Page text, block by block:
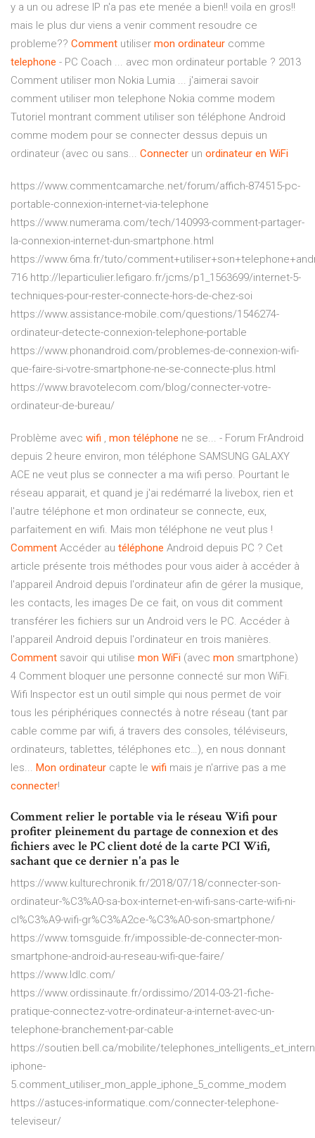
y a un ou adrese IP n'a pas ete menée a bien!! voila en gros!!
mais le plus dur viens a venir comment resoudre ce
probleme?? Comment utiliser mon ordinateur comme
telephone - PC Coach ... avec mon ordinateur portable ? 2013
Comment utiliser mon Nokia Lumia ... j'aimerai savoir
comment utiliser mon telephone Nokia comme modem
Tutoriel montrant comment utiliser son téléphone Android
comme modem pour se connecter dessus depuis un
ordinateur (avec ou sans... Connecter un ordinateur en WiFi
https://www.commentcamarche.net/forum/affich-874515-pc-
portable-connexion-internet-via-telephone
https://www.numerama.com/tech/140993-comment-partager-
la-connexion-internet-dun-smartphone.html
https://www.6ma.fr/tuto/
716 http://leparticulier.lefigaro.fr/jcms/p1_1563699/internet-5-
techniques-pour-rester-connecte-hors-de-chez-soi
https://www.assistance-mobile.com/questions/1546274-
ordinateur-detecte-connexion-telephone-portable
https://www.phonandroid.com/problemes-de-connexion-wifi-
que-faire-si-votre-smartphone-ne-se-connecte-plus.html
https://www.bravotelecom.com/blog/connecter-votre-
ordinateur-de-bureau/
Problème avec wifi , mon téléphone ne se... - Forum FrAndroid
depuis 2 heure environ, mon téléphone SAMSUNG GALAXY
ACE ne veut plus se connecter a ma wifi perso. Pourtant le
réseau apparait, et quand je j'ai redémarré la livebox, rien et
l'autre téléphone et mon ordinateur se connecte, eux,
parfaitement en wifi. Mais mon téléphone ne veut plus !
Comment Accéder au téléphone Android depuis PC ? Cet
article présente trois méthodes pour vous aider à accéder à
l'appareil Android depuis l'ordinateur afin de gérer la musique,
les contacts, les images De ce fait, on vous dit comment
transférer les fichiers sur un Android vers le PC. Accéder à
l'appareil Android depuis l'ordinateur en trois manières.
Comment savoir qui utilise mon WiFi (avec mon smartphone)
4 Comment bloquer une personne connecté sur mon WiFi.
Wifi Inspector est un outil simple qui nous permet de voir
tous les périphériques connectés à notre réseau (tant par
cable comme par wifi, á travers des consoles, téléviseurs,
ordinateurs, tablettes, téléphones etc…), en nous donnant
les... Mon ordinateur capte le wifi mais je n'arrive pas a me
connecter!
Comment relier le portable via le réseau Wifi pour
profiter pleinement du partage de connexion et des
fichiers avec le PC client doté de la carte PCI Wifi,
sachant que ce dernier n'a pas le
https://www.kulturechronik.fr/2018/07/18/connecter-son-
ordinateur-%C3%A0-sa-box-internet-en-wifi-sans-carte-wifi-ni-
cl%C3%A9-wifi-gr%C3%A2ce-%C3%A0-son-smartphone/
https://www.tomsguide.fr/impossible-de-connecter-mon-
smartphone-android-au-reseau-wifi-que-faire/
https://www.ldlc.com/
https://www.ordissinaute.fr/ordissimo/2014-03-21-fiche-
pratique-connectez-votre-ordinateur-a-internet-avec-un-
telephone-branchement-par-cable
https://soutien.bell.ca/mobilite/
iphone-
5.comment_utiliser_mon_apple_iphone_5_comme_modem
https://astuces-informatique.com/connecter-telephone-
televiseur/